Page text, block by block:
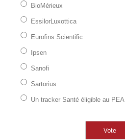
BioMérieux
EssilorLuxottica
Eurofins Scientific
Ipsen
Sanofi
Sartorius
Un tracker Santé éligible au PEA